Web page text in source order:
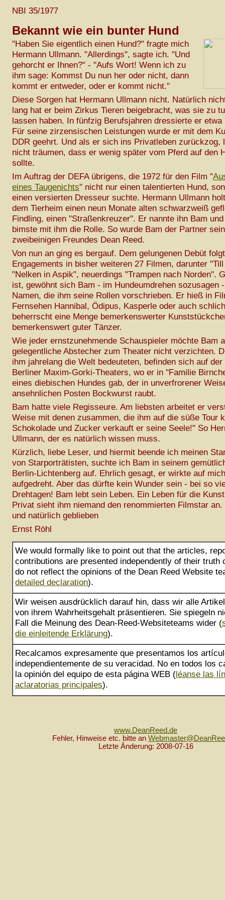
NBI 35/1977
Bekannt wie ein bunter Hund
"Haben Sie eigentlich einen Hund?" fragte mich
Hermann Ullmann. "Allerdings", sagte ich. "Und
gehorcht er Ihnen?" - "Aufs Wort! Wenn ich zu
ihm sage: Kommst Du nun her oder nicht, dann
kommt er entweder, oder er kommt nicht."
Diese Sorgen hat Hermann Ullmann nicht. Natürlich
lang hat er beim Zirkus Tieren beigebracht, was sie zu
lassen haben. In fünfzig Berufsjahren dressierte er etwa
Für seine zirzensischen Leistungen wurde er mit dem
DDR geehrt. Und als er sich ins Privatleben zurückzog,
nicht träumen, dass er wenig später vom Pferd auf den
sollte.
Im Auftrag der DEFA übrigens, die 1972 für den Film "
eines Taugenichts" nicht nur einen talentierten Hund,
einen versierten Dresseur suchte. Hermann Ullmann
dem Tierheim einen neun Monate alten schwarzweiß
Findling, einen "Straßenkreuzer". Er nannte ihn Bam
bimste mit ihm die Rolle. So wurde Bam der Partner
zweibeinigen Freundes Dean Reed.
Von nun an ging es bergauf. Dem gelungenen Debüt
Engagements in bisher weiteren 27 Filmen, darunter
"Nelken in Aspik", neuerdings "Trampen nach Norden".
ist, gewöhnt sich Bam - im Hundeumdrehen sozusagen
Namen, die ihm seine Rollen vorschrieben. Er hieß in
Fernsehen Hannibal, Ödipus, Kasperle oder auch
beherrscht eine Menge bemerkenswerter
bemerkenswert guter Tänzer.
Wie jeder ernstzunehmende Schauspieler möchte Bam
gelegentliche Abstecher zum Theater nicht verzichten.
ihm jahrelang die Welt bedeuteten, befinden sich auf der
Berliner Maxim-Gorki-Theaters, wo er in "Familie
eines diebischen Hundes gab, der in unverfrorener
ansehnlichen Posten Bockwurst raubt.
Bam hatte viele Regisseure. Am liebsten arbeitet er
Weise mit denen zusammen, die ihm auf die süße Tour
Schokolade und Zucker verkauft er seine Seele!" So
Ullmann, der es natürlich wissen muss.
Kürzlich, liebe Leser, und hiermit beende ich meinen
von Starporträtisten, suchte ich Bam in seinem
Berlin-Lichtenberg auf. Ehrlich gesagt, er wirkte auf
aufgedreht. Aber das dürfte kein Wunder sein - bei so
Drehtagen! Bam lebt sein Leben. Ein Leben für die
Privat sieht ihm niemand den renommierten Filmstar
und natürlich geblieben
Ernst Röhl
We would formally like to point out that the articles,
contributions are presented independently of their truth
do not reflect the opinions of the Dean Reed Website
detailed declaration).
Wir weisen ausdrücklich darauf hin, dass wir alle
von ihrem Wahrheitsgehalt präsentieren. Sie spiegeln
Fall die Meinung des Dean-Reed-Websiteteams wider (
die einleitende Erklärung).
Recalcamos expresamente que presentamos los
independientemente de su veracidad. No en todos los
la opinión del equipo de esta página WEB (léanse las
aclaratorias principales).
www.DeanReed.de
Fehler, Hinweise etc. bitte an
Letzte Änderung: 2008-07-16